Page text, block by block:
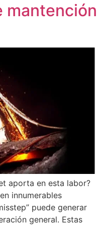
mantención
aporta en esta labor?
innumerables
puede generar
general. Estas